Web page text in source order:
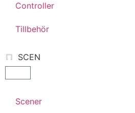
Controller
Tillbehör
SCEN
Scener